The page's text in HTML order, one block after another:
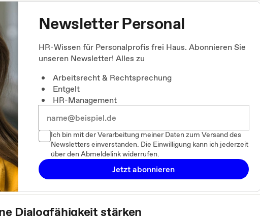
Newsletter Personal
HR-Wissen für Personalprofis frei Haus. Abonnieren Sie
unseren Newsletter! Alles zu
Arbeitsrecht & Rechtsprechung
Entgelt
HR-Management
Ich bin mit der Verarbeitung meiner Daten zum Versand des
Newsletters einverstanden. Die Einwilligung kann ich jederzeit
über den Abmeldelink widerrufen.
Jetzt abonnieren
Dialogfähigkeit stärken